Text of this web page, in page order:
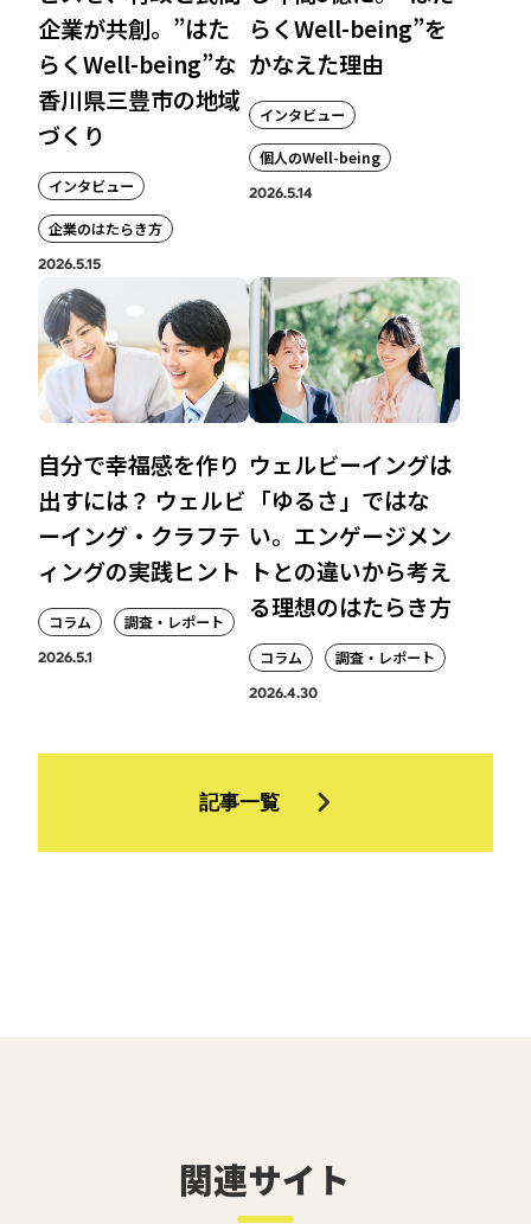
企業が共創。”はた
らくWell-being”な
香川県三豊市の地域
づくり
インタビュー
企業のはたらき方
2026.5.15
らくWell-being”を
かなえた理由
インタビュー
個人のWell-being
2026.5.14
自分で幸福感を作り
出すには？ ウェルビ
ーイング・クラフテ
ィングの実践ヒント
コラム 調査・レポート
2026.5.1
ウェルビーイングは
「ゆるさ」ではな
い。エンゲージメン
トとの違いから考え
る理想のはたらき方
コラム 調査・レポート
2026.4.30
記事一覧
関連サイト